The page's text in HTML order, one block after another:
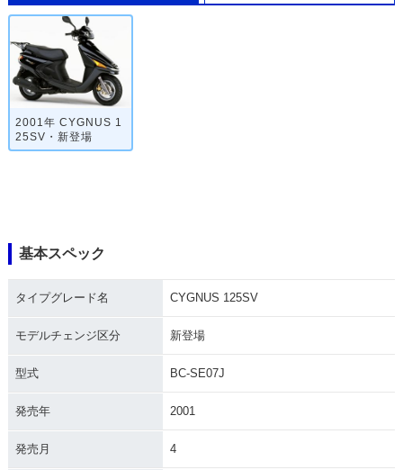
2001年 CYGNUS 1
25SV・新登場
基本スペック
タイプグレード名 CYGNUS 125SV
モデルチェンジ区分 新登場
型式 BC-SE07J
発売年 2001
発売月 4